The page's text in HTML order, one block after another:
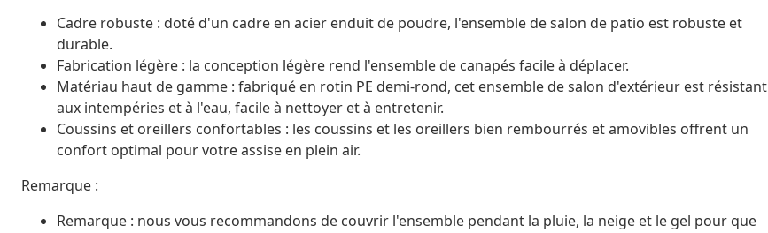
Cadre robuste : doté d'un cadre en acier enduit de poudre, l'ensemble de salon de patio est robuste et
durable.
Fabrication légère : la conception légère rend l'ensemble de canapés facile à déplacer.
Matériau haut de gamme : fabriqué en rotin PE demi-rond, cet ensemble de salon d'extérieur est résistant
aux intempéries et à l'eau, facile à nettoyer et à entretenir.
Coussins et oreillers confortables : les coussins et les oreillers bien rembourrés et amovibles offrent un
confort optimal pour votre assise en plein air.
Remarque :
Remarque : nous vous recommandons de couvrir l'ensemble pendant la pluie, la neige et le gel pour que